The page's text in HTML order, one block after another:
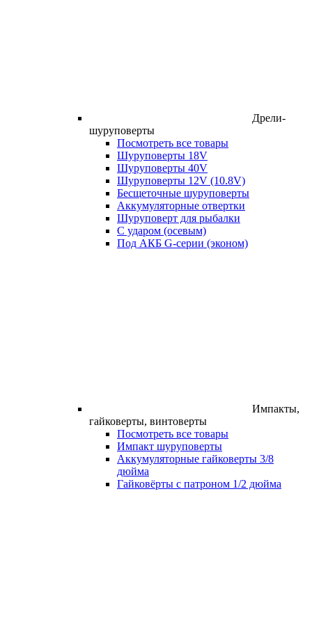
Дрели-
шуруповерты
Посмотреть все товары
Шуруповерты 18V
Шуруповерты 40V
Шуруповерты 12V (10.8V)
Бесщеточные шуруповерты
Аккумуляторные отвертки
Шуруповерт для рыбалки
С ударом (осевым)
Под АКБ G-серии (эконом)
Импакты,
гайковерты, винтоверты
Посмотреть все товары
Импакт шуруповерты
Аккумуляторные гайковерты 3/8
дюйма
Гайковёрты с патроном 1/2 дюйма